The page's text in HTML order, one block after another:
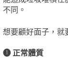
不同。
想要顧好面子，就
❶正常體質